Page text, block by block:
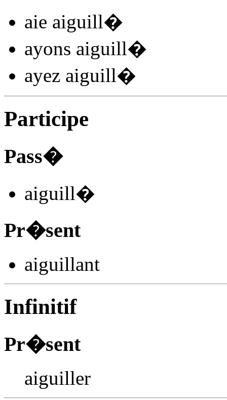
aie aiguill�
ayons aiguill�
ayez aiguill�
Participe
Pass�
aiguill�
Pr�sent
aiguillant
Infinitif
Pr�sent
aiguiller